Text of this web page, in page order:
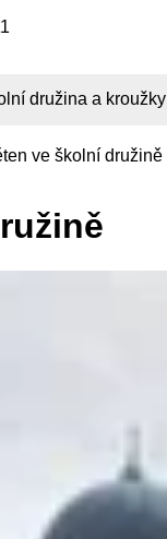
družina a kroužky
ve školní družině